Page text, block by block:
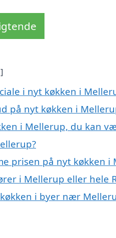
i nyt køkken i
på nyt køkken i
i Mellerup, du kan
prisen på nyt køkken i
i Mellerup eller hele
i byer nær